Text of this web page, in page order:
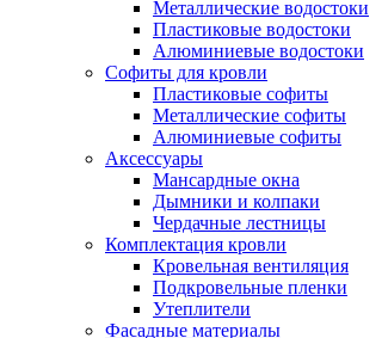
Металлические водостоки
Пластиковые водостоки
Алюминиевые водостоки
Софиты для кровли
Пластиковые софиты
Металлические софиты
Алюминиевые софиты
Аксессуары
Мансардные окна
Дымники и колпаки
Чердачные лестницы
Комплектация кровли
Кровельная вентиляция
Подкровельные пленки
Утеплители
Фасадные материалы